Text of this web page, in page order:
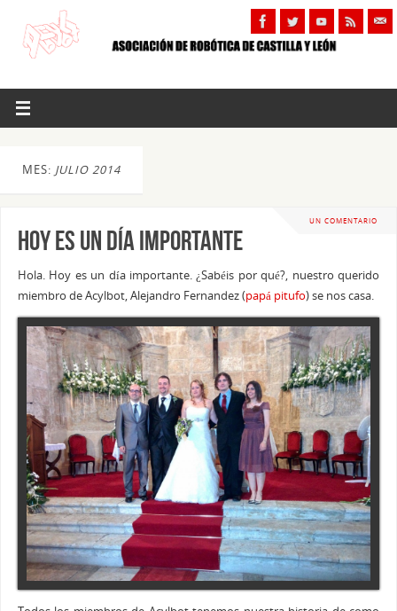
MES: JULIO 2014
UN COMENTARIO
Hoy es un día importante
Hola. Hoy es un día importante. ¿Sabéis por qué?, nuestro querido
miembro de Acylbot, Alejandro Fernandez (papá pitufo) se nos casa.